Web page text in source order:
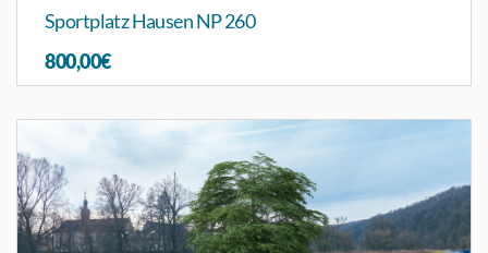
Sportplatz Hausen NP 260
800,00€